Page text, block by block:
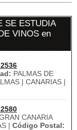
SE ESTUDIA
VINOS en
PALMAS DE
| CANARIAS |
CANARIA
| Código Postal: